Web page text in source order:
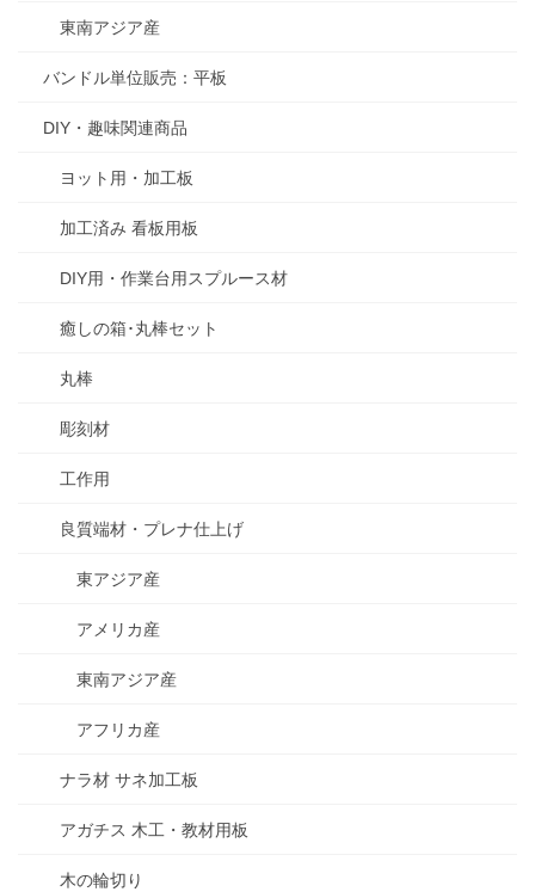
東南アジア産
バンドル単位販売：平板
DIY・趣味関連商品
ヨット用・加工板
加工済み 看板用板
DIY用・作業台用スプルース材
癒しの箱･丸棒セット
丸棒
彫刻材
工作用
良質端材・プレナ仕上げ
東アジア産
アメリカ産
東南アジア産
アフリカ産
ナラ材 サネ加工板
アガチス 木工・教材用板
木の輪切り